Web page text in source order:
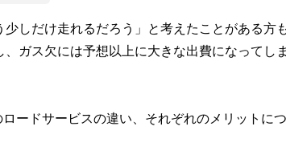
しだけ走れるだろう」と考えたことがある方
ガス欠には予想以上に大きな出費になってし
ードサービスの違い、それぞれのメリットに